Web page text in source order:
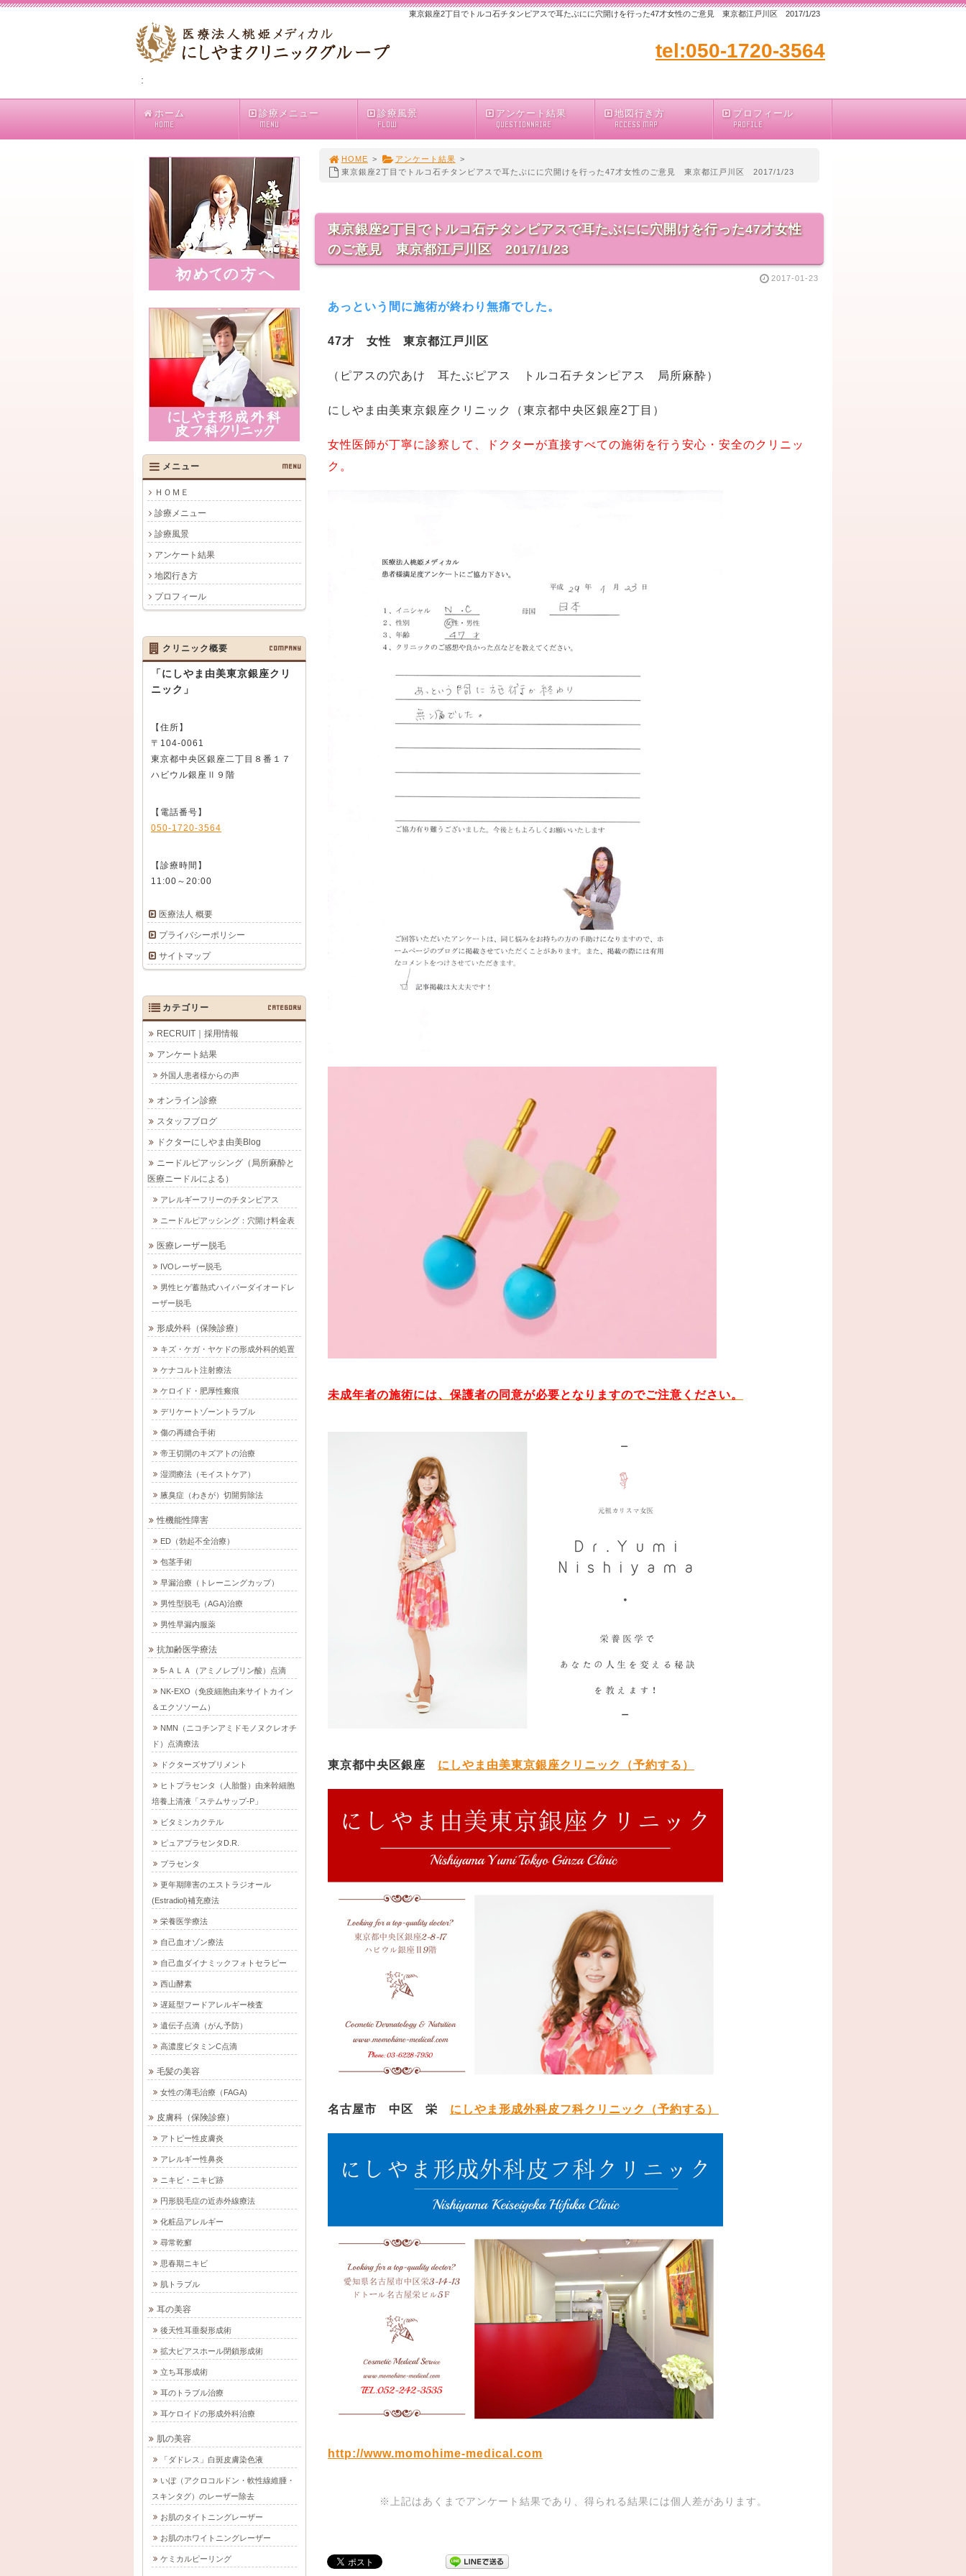
東京銀座2丁目でトルコ石チタンピアスで耳たぶにに穴開けを行った47才女性のご意見 東京都江戸川区 2017/1/23
tel:050-1720-3564
:
ホーム
HOME
診療メニュー
MENU
診療風景
FLOW
アンケート結果
QUESTIONNAIRE
地図行き方
ACCESS MAP
プロフィール
PROFILE
HOME > アンケート結果 >
東京銀座2丁目でトルコ石チタンピアスで耳たぶにに穴開けを行った47才女性のご意見 東京都江戸川区 2017/1/23
東京銀座2丁目でトルコ石チタンピアスで耳たぶにに穴開けを行った47才女性
のご意見 東京都江戸川区 2017/1/23
2017-01-23
あっという間に施術が終わり無痛でした。
47才 女性 東京都江戸川区
（ピアスの穴あけ 耳たぶピアス トルコ石チタンピアス 局所麻酔）
にしやま由美東京銀座クリニック（東京都中央区銀座2丁目）
女性医師が丁寧に診察して、ドクターが直接すべての施術を行う安心・安全のクリニッ
ク。
未成年者の施術には、保護者の同意が必要となりますのでご注意ください。
東京都中央区銀座 にしやま由美東京銀座クリニック（予約する）
名古屋市 中区 栄 にしやま形成外科皮フ科クリニック（予約する）
http://www.momohime-medical.com
※上記はあくまでアンケート結果であり、得られる結果には個人差があります。
メニュー MENU
ＨＯＭＥ
診療メニュー
診療風景
アンケート結果
地図行き方
プロフィール
クリニック概要 COMPANY
「にしやま由美東京銀座クリ
ニック」
【住所】
〒104-0061
東京都中央区銀座二丁目８番１７
ハビウル銀座Ⅱ９階
【電話番号】
050-1720-3564
【診療時間】
11:00～20:00
医療法人 概要
プライバシーポリシー
サイトマップ
カテゴリー CATEGORY
RECRUIT｜採用情報
アンケート結果
外国人患者様からの声
オンライン診療
スタッフブログ
ドクターにしやま由美Blog
ニードルピアッシング（局所麻酔と
医療ニードルによる）
アレルギーフリーのチタンピアス
ニードルピアッシング：穴開け料金表
医療レーザー脱毛
IVOレーザー脱毛
男性ヒゲ蓄熱式ハイパーダイオードレ
ーザー脱毛
形成外科（保険診療）
キズ・ケガ・ヤケドの形成外科的処置
ケナコルト注射療法
ケロイド・肥厚性瘢痕
デリケートゾーントラブル
傷の再縫合手術
帝王切開のキズアトの治療
湿潤療法（モイストケア）
腋臭症（わきが）切開剪除法
性機能性障害
ED（勃起不全治療）
包茎手術
早漏治療（トレーニングカップ）
男性型脱毛（AGA)治療
男性早漏内服薬
抗加齢医学療法
5-ＡＬＡ（アミノレブリン酸）点滴
NK-EXO（免疫細胞由来サイトカイン
＆エクソソーム）
NMN（ニコチンアミドモノヌクレオチ
ド）点滴療法
ドクターズサプリメント
ヒトプラセンタ（人胎盤）由来幹細胞
培養上清液「ステムサップ-P」
ビタミンカクテル
ピュアプラセンタD.R.
プラセンタ
更年期障害のエストラジオール
(Estradiol)補充療法
栄養医学療法
自己血オゾン療法
自己血ダイナミックフォトセラピー
西山酵素
遅延型フードアレルギー検査
遺伝子点滴（がん予防）
高濃度ビタミンC点滴
毛髪の美容
女性の薄毛治療（FAGA)
皮膚科（保険診療）
アトピー性皮膚炎
アレルギー性鼻炎
ニキビ・ニキビ跡
円形脱毛症の近赤外線療法
化粧品アレルギー
尋常乾癬
思春期ニキビ
肌トラブル
耳の美容
後天性耳垂裂形成術
拡大ピアスホール閉鎖形成術
立ち耳形成術
耳のトラブル治療
耳ケロイドの形成外科治療
肌の美容
「ダドレス」白斑皮膚染色液
いぼ（アクロコルドン・軟性線維腫・
スキンタグ）のレーザー除去
お肌のタイトニングレーザー
お肌のホワイトニングレーザー
ケミカルピーリング